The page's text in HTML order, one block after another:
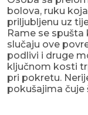
bolova, ruku
priljubljenu uz
Rame se spušta
slučaju ove
podlivi i druge
ključnom kosti
pri pokretu.
pokušajima čuje